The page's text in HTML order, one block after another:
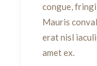
congue,
Mauris
erat nisl
amet ex.